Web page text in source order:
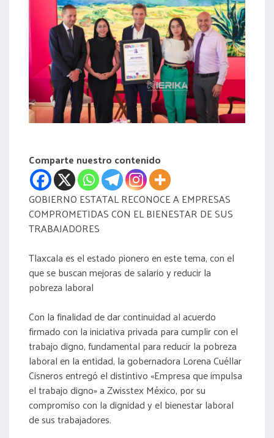
Comparte nuestro contenido
GOBIERNO ESTATAL RECONOCE A EMPRESAS
COMPROMETIDAS CON EL BIENESTAR DE SUS
TRABAJADORES
Tlaxcala es el estado pionero en este tema, con el
que se buscan mejoras de salario y reducir la
pobreza laboral
Con la finalidad de dar continuidad al acuerdo
firmado con la iniciativa privada para cumplir con el
trabajo digno, fundamental para reducir la pobreza
laboral en la entidad, la gobernadora Lorena Cuéllar
Cisneros entregó el distintivo «Empresa que impulsa
el trabajo digno» a Zwisstex México, por su
compromiso con la dignidad y el bienestar laboral
de sus trabajadores.
acreditación